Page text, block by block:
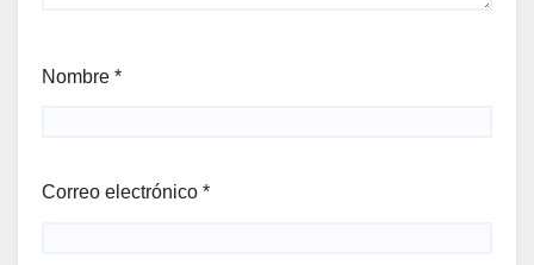
Nombre *
Correo electrónico *